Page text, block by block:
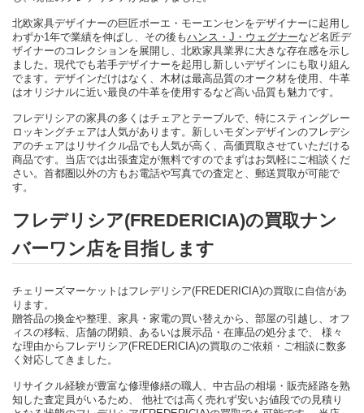
北欧家具デザイナーの巨匠ボーエ・モーエンセンをデザイナーに起用し
わずか1年で業績を伸ばし、その後もハンス・J・ウェグナーなど名匠デ
ザイナーのコレクションを展開し、北欧家具業界に大きな存在感を示し
ました。現代でも若手デザイナーを起用し新しいデザインにも取り組ん
でます。デザインだけはなく、木材は最高品質のオーク材を使用、牛革
はオリジナルに近い最良の牛革を使用するなど高い品質も魅力です。
フレデリシアの家具の多くはチェアとテーブルで、特にスティングレー
ロッキングチェアは人気があります。新しいモダンデザインのフレデシ
アのチェアはリサイクル品でも人気が高く、高価買取させていただける
商品です。当店では出張査定が無料ですのでまずはお気軽にご相談くだ
さい。首都圏以外の方もお電話や写真での査定と、郵送買取が可能で
す。
フレデリシア(FREDERICIA)の買取ナン
バーワン店を目指します
チェリーズマーケットはフレデリシア(FREDERICIA)の買取に自信があ
ります。
贈答品の換金や整理、家具・家電の買い替えから、部屋の引越し、オフ
ィスの移転、店舗の閉鎖、あるいは展示品・在庫品の処分まで、 様々
な理由からフレデリシア(FREDERICIA)の買取のご依頼・ご相談に数多
く対応してきました。
リサイクル経験が豊富な修理修繕の職人、中古品の相場・販売経路を熟
知した査定員がいるため、 他社では高く売れず安いお値段での見積り